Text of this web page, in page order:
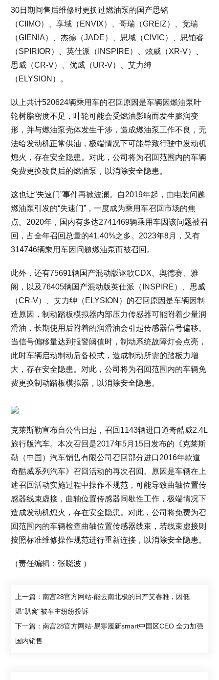
30日期间售后维修时更换过燃油泵的国产思铭
（CIIMO）、享域（ENVIX）、哥瑞（GREIZ）、竞瑞
（GIENIA）、杰德（JADE）、思域（CIVIC）、思铂睿
（SPIRIOR）、英仕派（INSPIRE）、炫威（XR-V）、
思威（CR-V）、优威（UR-V）、艾力绅
（ELYSION）。
以上共计520624辆乘用车的召回原因是车辆因燃油泵叶
轮树脂密度不足，叶轮可能会受燃油影响而发生膨润变
形，并与燃油泵壳体发生干涉，造成燃油泵工作不良，无
法给发动机正常供油，极端情况下可能导致行驶中发动机
熄火，存在安全隐患。对此，公司将为召回范围内的车辆
免费更换改良后的燃油泵，以消除安全隐患。
这也让“失速门”事件再掀波澜。自2019年起，由电装问题
燃油泵引发的“失速门”，一度成为乘用车召回市场的焦
点。2020年，国内有多达2741469辆乘用车因该问题被召
回，占全年召回总量的41.40%之多。2023年8月，又有
314746辆乘用车因问题燃油泵而被召回。
此外，还有75691辆国产混动版讴歌CDX、奥德赛、雅
阁，以及76405辆国产混动版英仕派（INSPIRE）、思威
（CR-V）、艾力绅（ELYSION）的召回原因是车辆因制
造原因，制动踏板模拟器内部压力传感器可能附着少量润
滑油，长期使用后附着的润滑油会引起传感器信号偏移。
当信号偏移量达到报警阈值时，制动系统故障灯会点亮，
此时车辆启动制动后备模式，造成制动所需的踏板力增
大，存在安全隐患。对此，公司将为召回范围内的车辆免
费更换制动踏板模拟器，以消除安全隐患。
克莱斯勒宣布自公告日起，召回1143辆进口道奇酷威2.4L
旅行版汽车。本次召回是2017年5月15日发布的《克莱斯
勒（中国）汽车销售有限公司召回部分进口2016年款道
奇酷威系列汽车》召回活动的再次召回。原因是车辆在上
述召回活动实施过程中操作不规范，可能导致曲轴位置传
感器线束虚接，曲轴位置传感器间歇性工作，极端情况下
造成发动机熄火，存在安全隐患。对此，公司将免费为召
回范围内的车辆检查曲轴位置传感器线束，若线束虚接则
按照标准维修操作规范进行重新连接，以消除安全隐患。
（责任编辑：张晓波 ）
上一篇：南宫28官方网站-能去南北极的日产艾睿雅，因低
温“趴窝”被车主纷纷投诉
下一篇：南宫28官方网站-易寒履新smart中国区CEO 全力加强
国内销售